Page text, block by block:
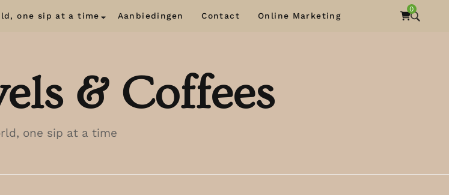
one sip at a time Aanbiedingen Contact Online Marketing
0
& Coffees
one sip at a time